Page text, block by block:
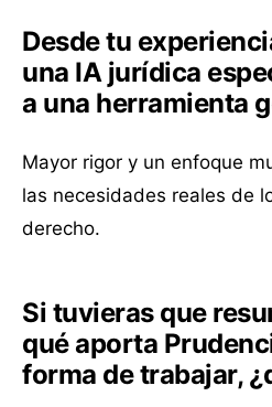
Desde tu
una IA jurídica
a una herramienta
Mayor rigor y un enfoque
las necesidades reales de
derecho.
Si tuvieras que
qué aporta
forma de trabajar,